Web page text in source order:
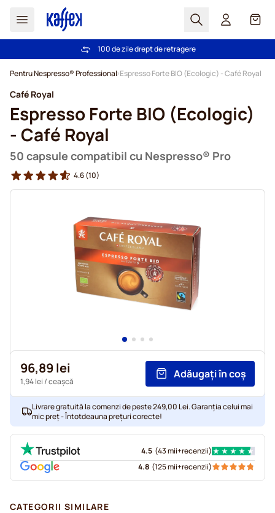
Cautare Coș
Livrare gratuită la comenzi de peste 249,00 Lei
100 de zile drept de retragere
Pentru Nespresso® Professional Espresso Forte BIO (Ecologic) - Café Royal
Café Royal
Espresso Forte BIO (Ecologic)
- Café Royal
50 capsule compatibil cu Nespresso® Pro
4.6(10)
96,89 lei
1,94 lei / ceașcă
Adăugați în coș
Livrare gratuită la comenzi de peste 249,00 Lei. Garanția celui mai
mic preț - Întotdeauna prețuri corecte!
4.5 (43 mii+recenzii)
4.8 (125 mii+recenzii)
CATEGORII SIMILARE